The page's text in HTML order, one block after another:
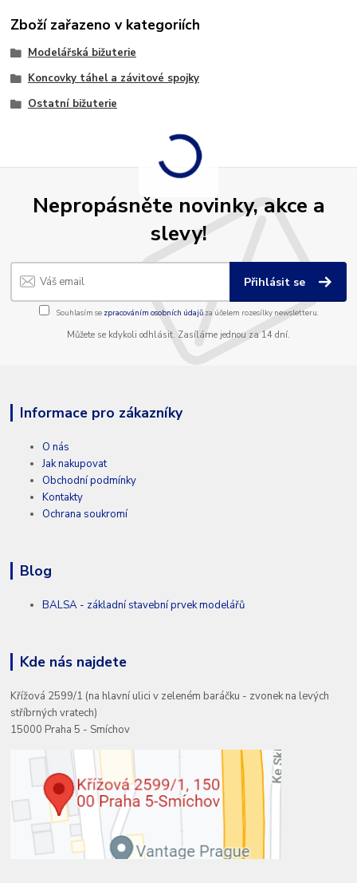
Zboží zařazeno v kategoriích
Modelářská bižuterie
Koncovky táhel a závitové spojky
Ostatní bižuterie
Nepropásněte novinky, akce a
slevy!
Přihlásit se
Souhlasím se zpracováním osobních údajůza účelem rozesílky newsletteru.
Můžete se kdykoli odhlásit. Zasíláme jednou za 14 dní.
Informace pro zákazníky
O nás
Jak nakupovat
Obchodní podmínky
Kontakty
Ochrana soukromí
Blog
BALSA - základní stavební prvek modelářů
Kde nás najdete
Křížová 2599/1 (na hlavní ulici v zeleném baráčku - zvonek na levých
stříbrných vratech)
15000 Praha 5 - Smíchov